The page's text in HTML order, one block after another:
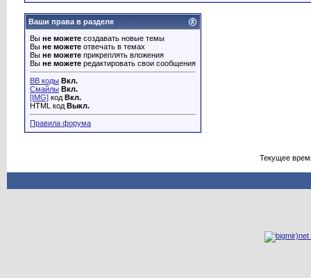
Ваши права в разделе
Вы не можете создавать новые темы
Вы не можете отвечать в темах
Вы не можете прикреплять вложения
Вы не можете редактировать свои сообщения
BB коды Вкл.
Смайлы Вкл.
[IMG] код Вкл.
HTML код Выкл.
Правила форума
Текущее